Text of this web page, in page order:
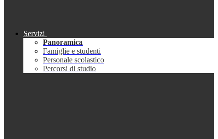
Servizi
Panoramica
Famiglie e studenti
Personale scolastico
Percorsi di studio